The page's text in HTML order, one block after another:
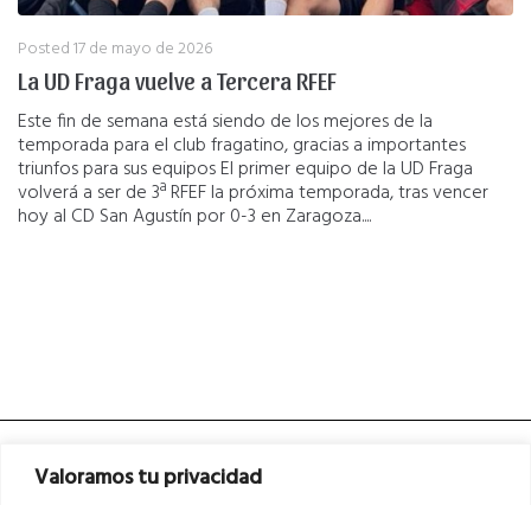
Valoramos tu privacidad
Posted17 de mayo de 2026
La UD Fraga vuelve a Tercera RFEF
Este fin de semana está siendo de los mejores de la
temporada para el club fragatino, gracias a importantes
triunfos para sus equipos El primer equipo de la UD Fraga
volverá a ser de 3ª RFEF la próxima temporada, tras vencer
hoy al CD San Agustín por 0-3 en Zaragoza....